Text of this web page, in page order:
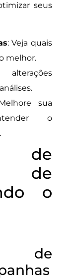
seus
: Veja quais
melhor.
sua
o
de
de
o
de